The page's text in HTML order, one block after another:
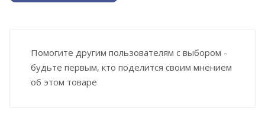
Помогите другим пользователям с выбором -
будьте первым, кто поделится своим мнением
об этом товаре